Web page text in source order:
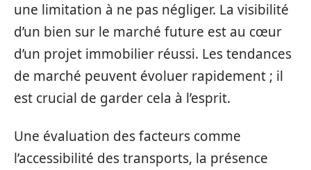
une limitation à ne pas négliger. La visibilité
d’un bien sur le marché future est au cœur
d’un projet immobilier réussi. Les tendances
de marché peuvent évoluer rapidement ; il
est crucial de garder cela à l’esprit.
Une évaluation des facteurs comme
l’accessibilité des transports, la présence